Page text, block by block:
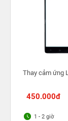
Thay cảm ứng
450.000đ
1 - 2 giờ